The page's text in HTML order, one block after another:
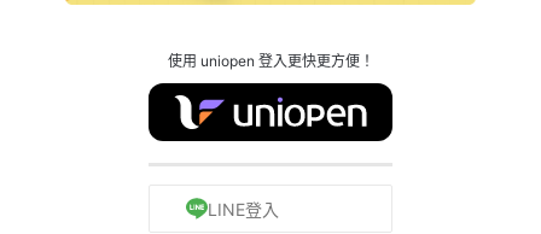
使用 uniopen 登入更快更方便！
LINE登入